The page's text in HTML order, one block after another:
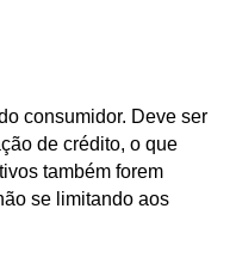
consumidor. Deve ser
de crédito, o que
também forem
se limitando aos